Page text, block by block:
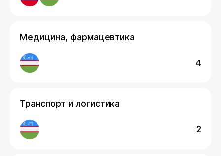
Медицина, фармацевтика
4
Транспорт и логистика
2